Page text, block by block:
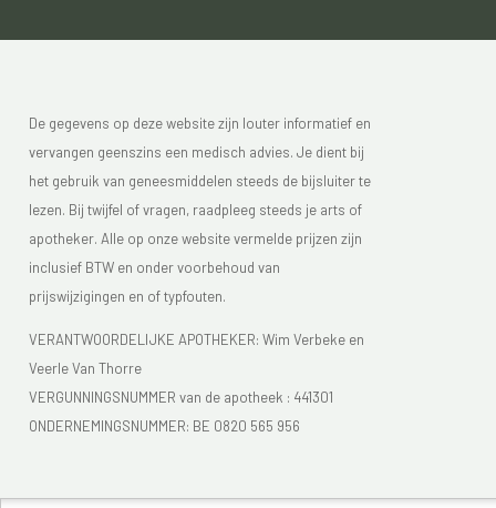
De gegevens op deze website zijn louter informatief en
vervangen geenszins een medisch advies. Je dient bij
het gebruik van geneesmiddelen steeds de bijsluiter te
lezen. Bij twijfel of vragen, raadpleeg steeds je arts of
apotheker. Alle op onze website vermelde prijzen zijn
inclusief BTW en onder voorbehoud van
prijswijzigingen en of typfouten.
VERANTWOORDELIJKE APOTHEKER: Wim Verbeke en
Veerle Van Thorre
VERGUNNINGSNUMMER van de apotheek : 441301
ONDERNEMINGSNUMMER: BE 0820 565 956